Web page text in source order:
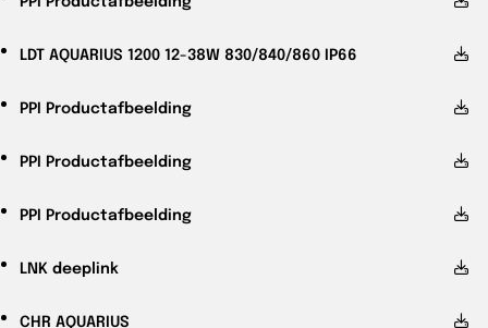
LDT AQUARIUS 1200 12-38W 830/840/860 IP66
PPI Productafbeelding
PPI Productafbeelding
PPI Productafbeelding
LNK deeplink
CHR AQUARIUS